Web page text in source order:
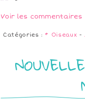
Voir les commentaires
Catégories :* Oiseaux -